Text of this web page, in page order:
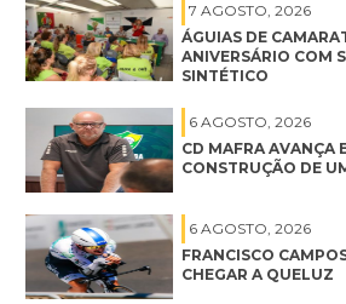
7 AGOSTO, 2026
ÁGUIAS DE
ANIVERSÁRIO COM
SINTÉTICO
6 AGOSTO, 2026
CD MAFRA AVANÇA
CONSTRUÇÃO DE
6 AGOSTO, 2026
FRANCISCO
CHEGAR A QUELUZ